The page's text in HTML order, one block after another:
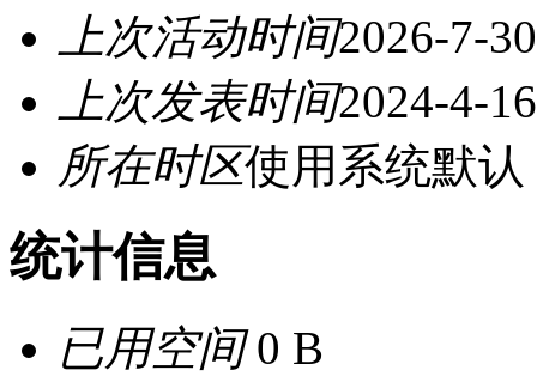
上次活动时间2026-7-
上次发表时间2024-4-
所在时区使用系统默认
统计信息
已用空间0 B